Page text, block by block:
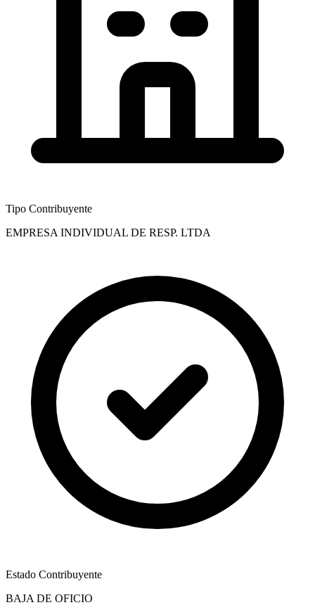
Tipo Contribuyente
EMPRESA INDIVIDUAL DE RESP. LTDA
Estado Contribuyente
BAJA DE OFICIO